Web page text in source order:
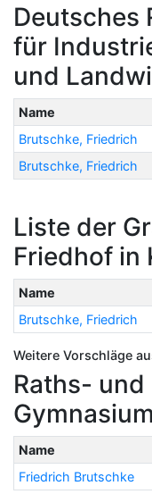
Deutsches
für
und
Name
Brutschke, Friedrich
Brutschke, Friedrich
Liste der
Friedhof in
Name
Brutschke, Friedrich
Weitere Vorschläge
Raths-
Name
Friedrich Brutschke